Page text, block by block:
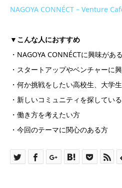
NAGOYA CONNÉCT – Venture
▼こんな人におすすめ
・NAGOYA CONNÉCTに興味があ
・スタートアップやベンチャーに
・何か挑戦をしたい高校生、大学
・新しいコミュニティを探してい
・働き方を考えたい方
・今回のテーマに関心のある方